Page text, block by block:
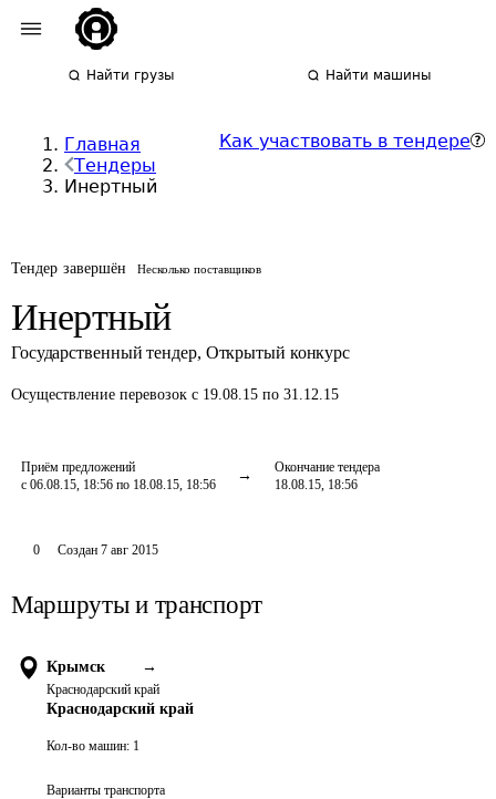
Найти грузы Найти машины
Главная
Тендеры
Инертный
Как участвовать в тендере
Тендер завершён Несколько поставщиков
Инертный
Государственный тендер, Открытый конкурс
Осуществление перевозок с 19.08.15 по 31.12.15
Приём предложений
с 06.08.15, 18:56 по 18.08.15, 18:56
Окончание тендера
18.08.15, 18:56
0 Создан 7 авг 2015
Маршруты и транспорт
Крымск →
Краснодарский край
Краснодарский край
Кол-во машин: 1
Варианты транспорта